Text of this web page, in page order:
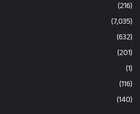
(216)
(7,035)
(632)
(201)
(1)
(116)
(140)